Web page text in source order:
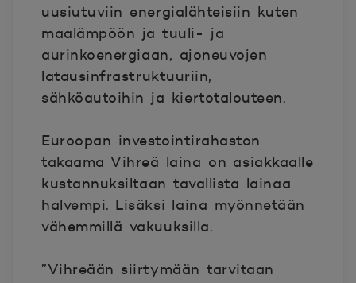
uusiutuviin energialähteisiin kuten
maalämpöön ja tuuli- ja
aurinkoenergiaan, ajoneuvojen
latausinfrastruktuuriin,
sähköautoihin ja kiertotalouteen.
Euroopan investointirahaston
takaama Vihreä laina on asiakkaalle
kustannuksiltaan tavallista lainaa
halvempi. Lisäksi laina myönnetään
vähemmillä vakuuksilla.
”Vihreään siirtymään tarvitaan